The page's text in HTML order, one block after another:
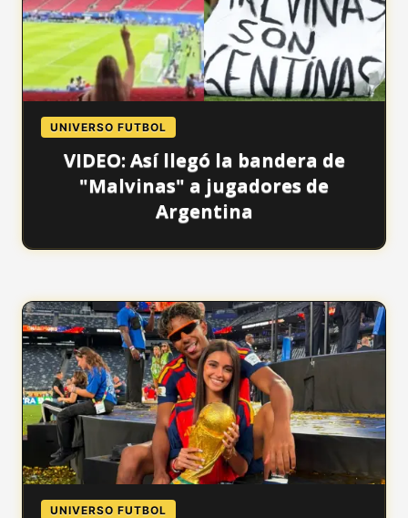
UNIVERSO FUTBOL
VIDEO: Así llegó la bandera de
"Malvinas" a jugadores de
Argentina
UNIVERSO FUTBOL